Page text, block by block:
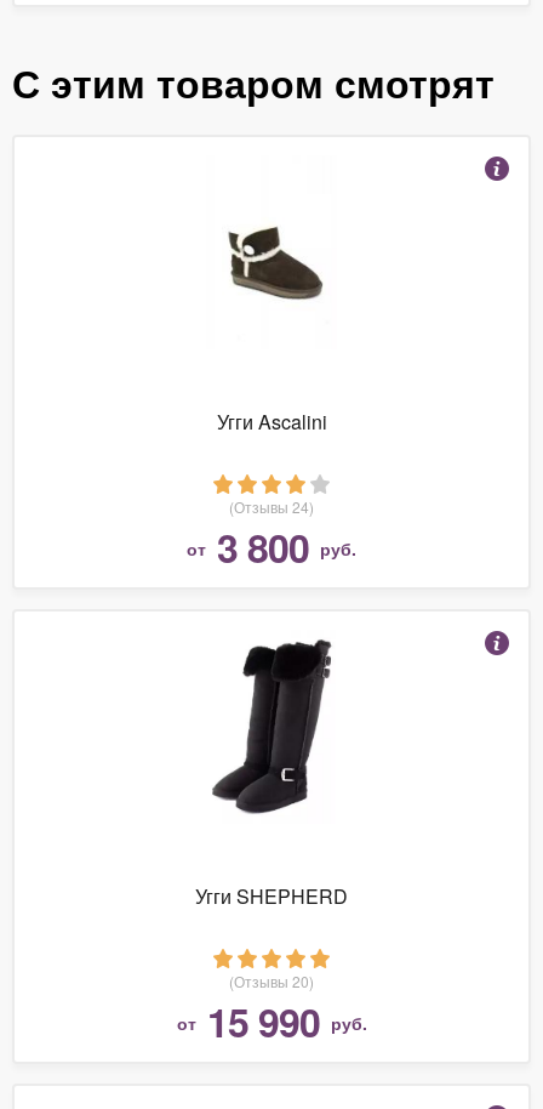
С этим товаром смотрят
Угги Ascalini
(Отзывы 24)
от 3 800 руб.
Угги SHEPHERD
(Отзывы 20)
от 15 990 руб.